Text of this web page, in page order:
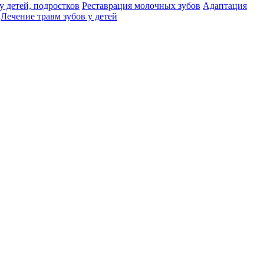
детей, подростков Реставрация молочных зубов Адаптация
Лечение травм зубов у детей